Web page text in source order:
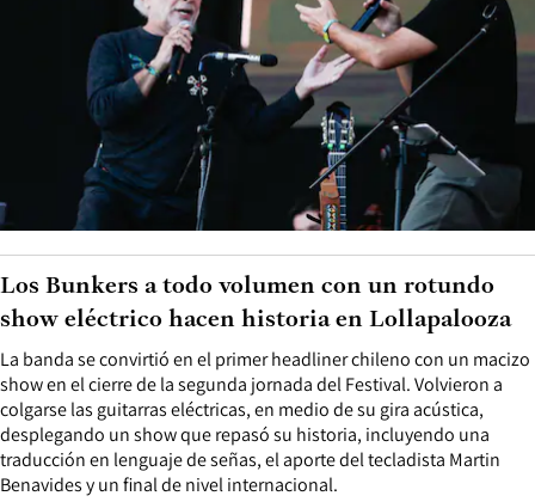
La banda se convirtió en el primer headliner chileno con un macizo
show en el cierre de la segunda jornada del Festival. Volvieron a
colgarse las guitarras eléctricas, en medio de su gira acústica,
desplegando un show que repasó su historia, incluyendo una
traducción en lenguaje de señas, el aporte del tecladista Martin
Benavides y un final de nivel internacional.
Los Bunkers a todo volumen con un rotundo
show eléctrico hacen historia en Lollapalooza